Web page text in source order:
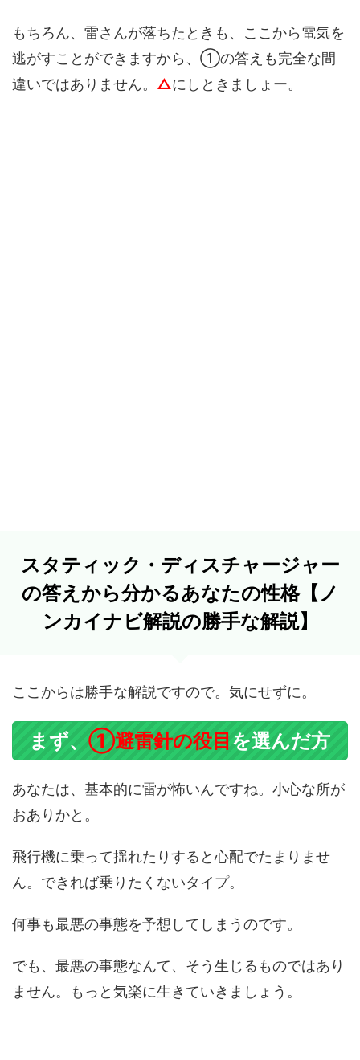
もちろん、雷さんが落ちたときも、ここから電気を
逃がすことができますから、①の答えも完全な間
違いではありません。 △にしときましょー。
スタティック・ディスチャージャー
の答えから分かるあなたの性格【ノ
ンカイナビ解説の勝手な解説】
ここからは勝手な解説ですので。気にせずに。
まず、 ①避雷針の役目 を選んだ方
あなたは、基本的に雷が怖いんですね。小心な所が
おありかと。
飛行機に乗って揺れたりすると心配でたまりませ
ん。できれば乗りたくないタイプ。
何事も最悪の事態を予想してしまうのです。
でも、最悪の事態なんて、そう生じるものではあり
ません。もっと気楽に生きていきましょう。